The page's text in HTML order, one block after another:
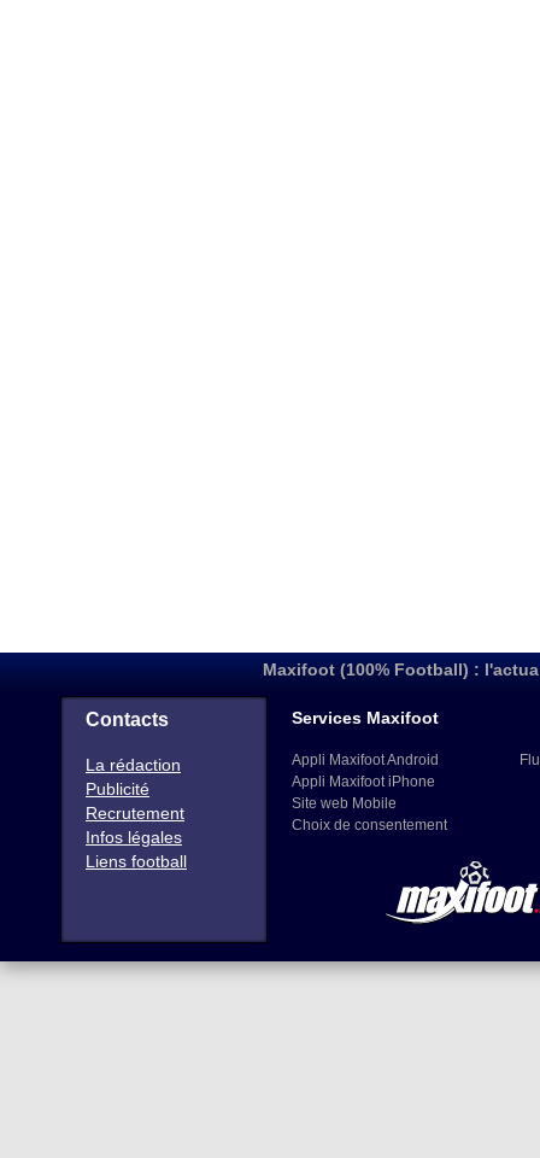
Maxifoot (100% Football) :
Contacts
La rédaction
Publicité
Recrutement
Infos légales
Liens football
Services Maxifoot
Appli Maxifoot Android
Appli Maxifoot iPhone
Site web Mobile
Choix de consentement